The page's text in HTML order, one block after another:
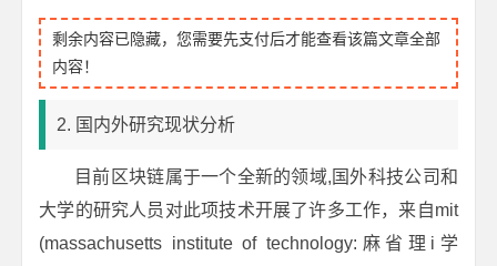
剩余内容已隐藏，您需要先支付后才能查看该篇文章全部
内容！
2. 国内外研究现状分析
目前区块链属于一个全新的领域,国外科技公司和
大学的研究人员对此项技术开展了许多工作，来自mit
(massachusetts institute of technology:麻省理i学